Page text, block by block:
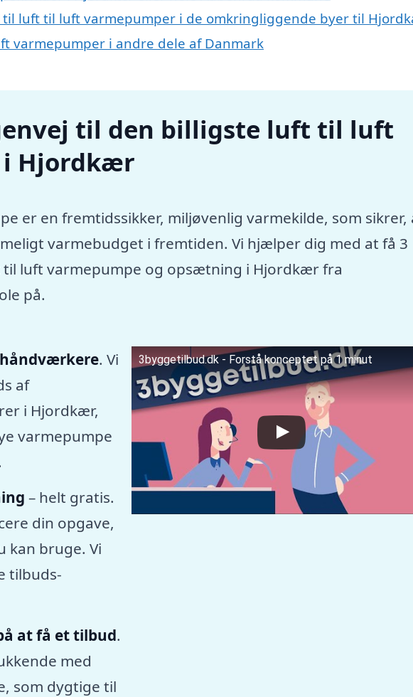
til luft til luft varmepumper i de omkringliggende byer til
varmepumper i andre dele af Danmark
til den billigste luft til luft
i Hjordkær
er en fremtidssikker, miljøvenlig varmekilde, som sikrer,
varmebudget i fremtiden. Vi hjælper dig med at få 3
luft varmepumpe og opsætning i Hjordkær fra
på.
. Vi
af
i Hjordkær,
varmepumpe
– helt gratis.
din opgave,
kan bruge. Vi
tilbuds-
at få et tilbud.
med
som dygtige til
3byggetilbud.dk - Forstå konceptet på 1 minut